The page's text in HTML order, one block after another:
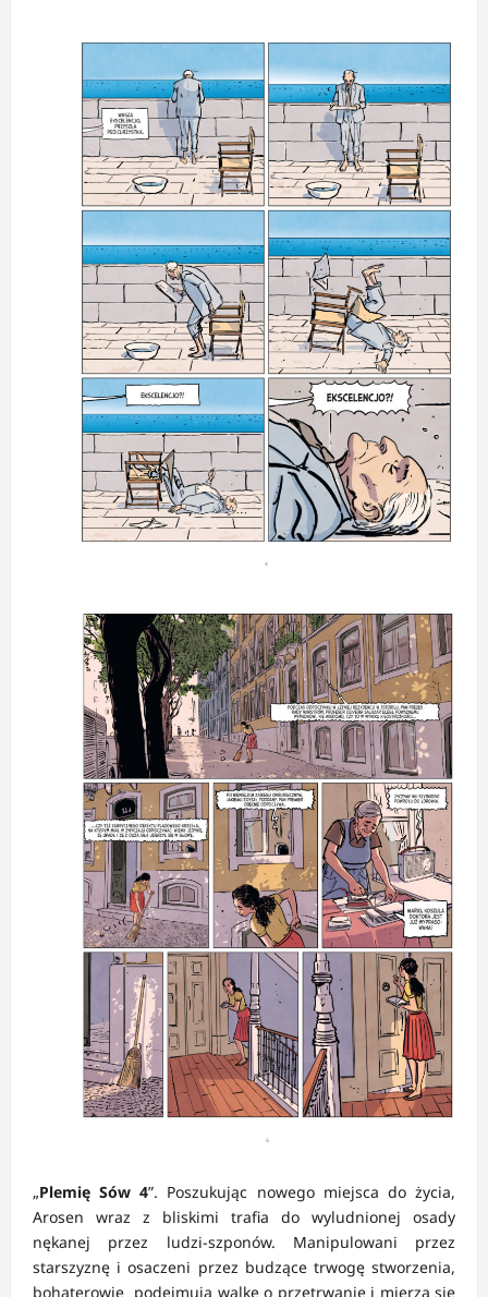
„Plemię Sów 4”. Poszukując nowego miejsca do życia,
Arosen wraz z bliskimi trafia do wyludnionej osady
nękanej przez ludzi-szponów. Manipulowani przez
starszyznę i osaczeni przez budzące trwogę stworzenia,
bohaterowie podejmują walkę o przetrwanie i mierzą się